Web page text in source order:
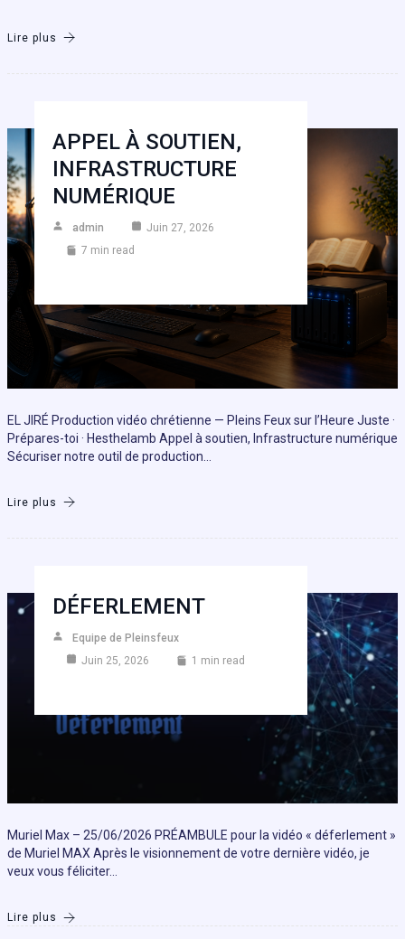
Lire plus
APPEL À SOUTIEN,
INFRASTRUCTURE
NUMÉRIQUE
admin
Juin 27, 2026
7 min read
EL JIRÉ Production vidéo chrétienne — Pleins Feux sur l’Heure Juste ·
Prépares-toi · Hesthelamb Appel à soutien, Infrastructure numérique
Sécuriser notre outil de production…
Lire plus
DÉFERLEMENT
Equipe de Pleinsfeux
Juin 25, 2026
1 min read
Muriel Max – 25/06/2026 PRÉAMBULE pour la vidéo « déferlement »
de Muriel MAX Après le visionnement de votre dernière vidéo, je
veux vous féliciter…
Lire plus